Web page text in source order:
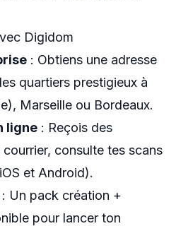
Digidom
: Obtiens une adresse
quartiers prestigieux à
Marseille ou Bordeaux.
ligne : Reçois des
consulte tes scans
et Android).
: Un pack création +
pour lancer ton